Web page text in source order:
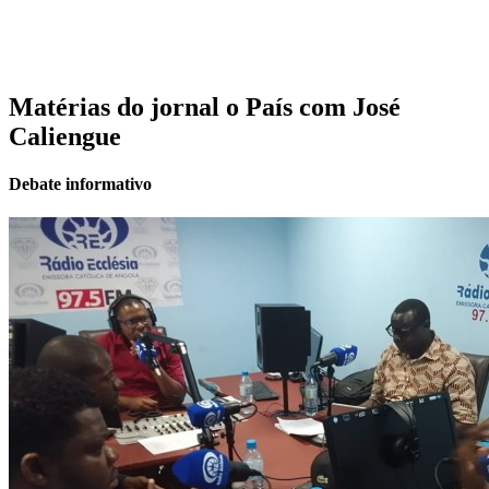
Matérias do jornal o País com José
Caliengue
Debate informativo